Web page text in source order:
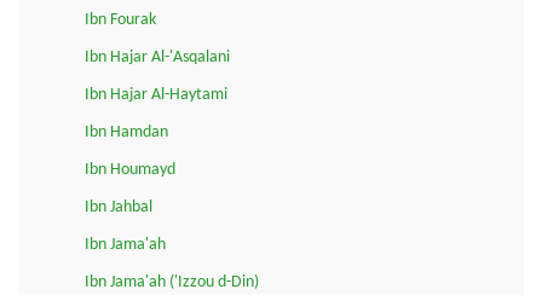
Ibn Fourak
Ibn Hajar Al-'Asqalani
Ibn Hajar Al-Haytami
Ibn Hamdan
Ibn Houmayd
Ibn Jahbal
Ibn Jama'ah
Ibn Jama'ah ('Izzou d-Din)